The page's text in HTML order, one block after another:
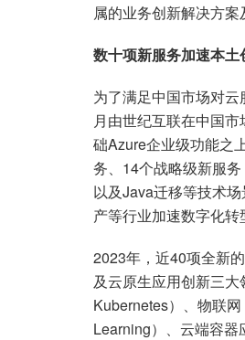
属的业务创新解决方案
数十项新服务加速本土
为了满足中国市场对
月由世纪互联在中国
础Azure企业级功能之
务、14个战略级新服
以及Java迁移等技术
产等行业加速数字化转
2023年，近40项全新
及云原生应用创新三
Kubernetes）、物联
Learning）、云端容